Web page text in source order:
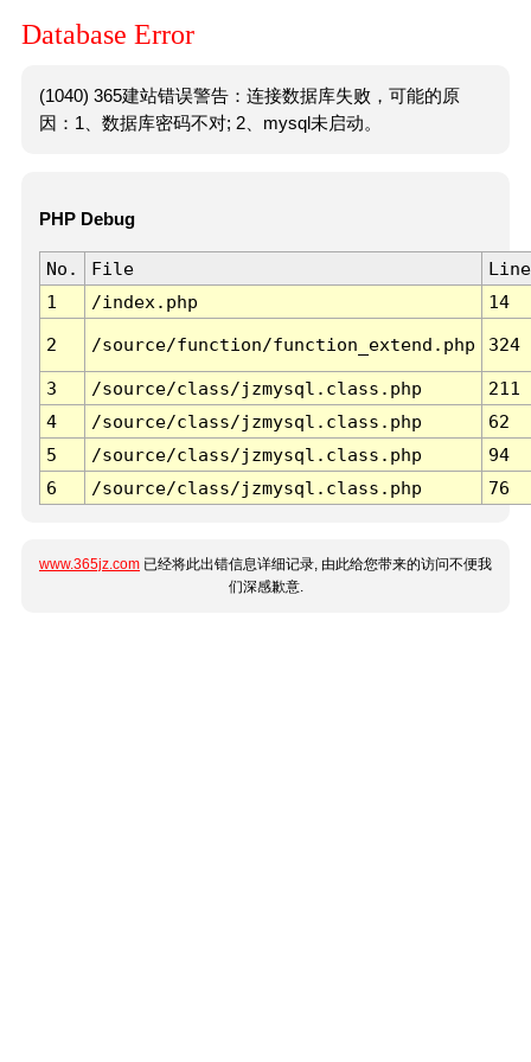
Database Error
(1040) 365建站错误警告：连接数据库失败，可能的原
因：1、数据库密码不对; 2、mysql未启动。
PHP Debug
No. File
Line
1
/index.php 14
2 /source/function/function_extend.php 324
3 /source/class/jzmysql.class.php
211
4
/source/class/jzmysql.class.php
62
5
/source/class/jzmysql.class.php
94
6
/source/class/jzmysql.class.php 76
www.365jz.com 已经将此出错信息详细记录, 由此给您带来的访问不便我
们深感歉意.